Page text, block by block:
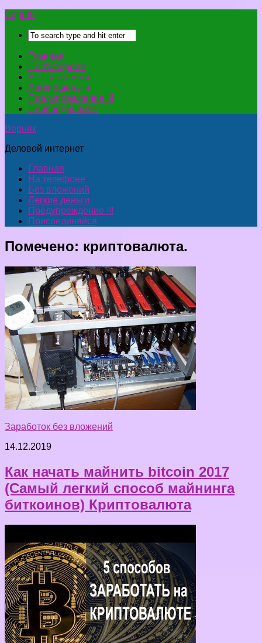
Верняк
Главная
На телефоне
Без вложений
Легкие деньги
Предупреждение !!!
Присоединяйся
Верняк
Деловой интернет
Главная
На телефоне
Без вложений
Легкие деньги
Предупреждение !!!
Присоединяйся
Помечено: криптовалюта.
Заработок без вложений
14.12.2019
Как начать майнить bitcoin 2017
(Самый легкий способ майнинга
биткоинов) Криптовалюта